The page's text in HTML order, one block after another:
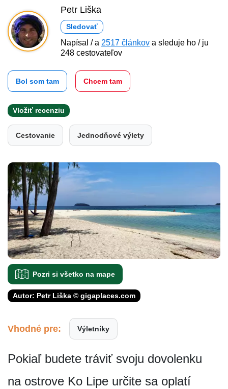
Petr Liška
Sledovať
Napísal / a 2517 článkov a sleduje ho / ju
248 cestovateľov
Bol som tam Chcem tam
Vložiť recenziu
Cestovanie Jednodňové výlety
Pozri si všetko na mape
Autor: Petr Liška © gigaplaces.com
Vhodné pre: Výletníky
Pokiaľ budete tráviť svoju dovolenku
na ostrove Ko Lipe určite sa oplatí